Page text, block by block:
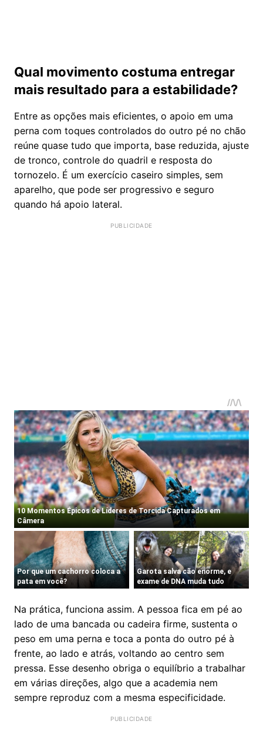
Qual movimento costuma entregar
mais resultado para a estabilidade?
Entre as opções mais eficientes, o apoio em uma
perna com toques controlados do outro pé no chão
reúne quase tudo que importa, base reduzida, ajuste
de tronco, controle do quadril e resposta do
tornozelo. É um exercício caseiro simples, sem
aparelho, que pode ser progressivo e seguro
quando há apoio lateral.
Na prática, funciona assim. A pessoa fica em pé ao
lado de uma bancada ou cadeira firme, sustenta o
peso em uma perna e toca a ponta do outro pé à
frente, ao lado e atrás, voltando ao centro sem
pressa. Esse desenho obriga o equilíbrio a trabalhar
em várias direções, algo que a academia nem
sempre reproduz com a mesma especificidade.